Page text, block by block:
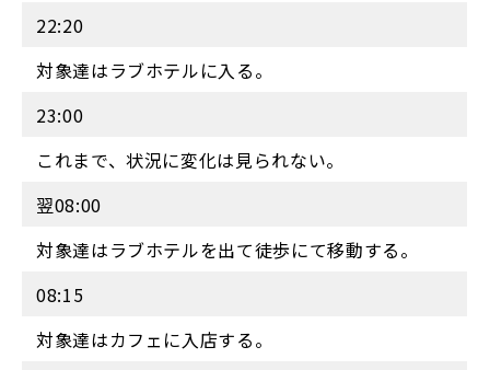
22:20
対象達はラブホテルに入る。
23:00
これまで、状況に変化は見られない。
翌08:00
対象達はラブホテルを出て徒歩にて移動する。
08:15
対象達はカフェに入店する。